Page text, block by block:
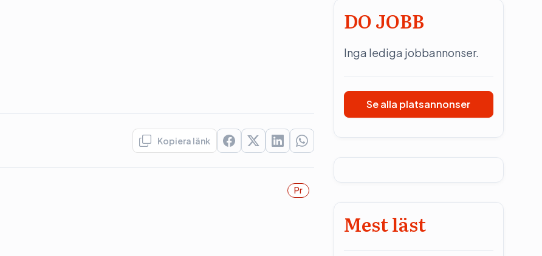
Kopiera länk
Pr
DO JOBB
Inga lediga jobbannonser.
Se alla platsannonser
Mest läst